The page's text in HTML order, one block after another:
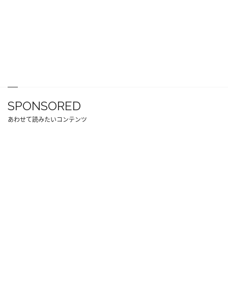
SPONSORED
あわせて読みたいコンテンツ